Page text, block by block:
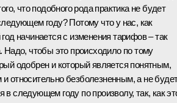
что подобного рода практика не будет
году? Потому что у нас, как
начинается с изменения тарифов – так
Надо, чтобы это происходило по тому
одобрен и который является понятным,
относительно безболезненным, а не
в следующем году по произволу, так, как